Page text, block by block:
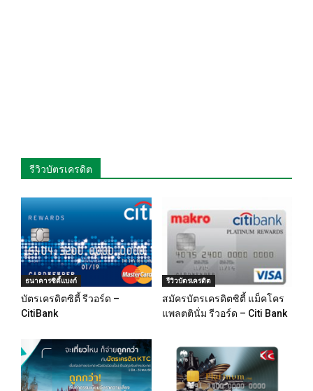
รีวิวบัตรเครดิต
ธนาคารซิตี้แบงก์
บัตรเครดิตซิตี้ รีวอร์ด –
CitiBank
รีวิวบัตรเครดิต
สมัครบัตรเครดิตซิตี้ แม็คโคร
แพลตตินั่ม รีวอร์ด – Citi Bank